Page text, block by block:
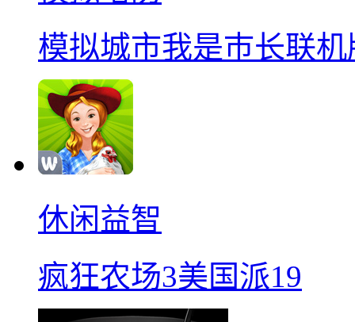
模拟城市我是巿长联机
休闲益智
疯狂农场3美国派19